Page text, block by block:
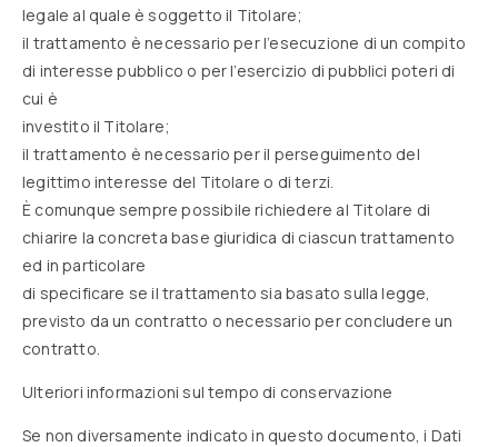
legale al quale è soggetto il Titolare;
il trattamento è necessario per l’esecuzione di un compito
di interesse pubblico o per l’esercizio di pubblici poteri di
cui è
investito il Titolare;
il trattamento è necessario per il perseguimento del
legittimo interesse del Titolare o di terzi.
È comunque sempre possibile richiedere al Titolare di
chiarire la concreta base giuridica di ciascun trattamento
ed in particolare
di specificare se il trattamento sia basato sulla legge,
previsto da un contratto o necessario per concludere un
contratto.
Ulteriori informazioni sul tempo di conservazione
Se non diversamente indicato in questo documento, i Dati